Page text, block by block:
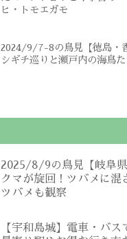
ヒ・トモエガモ
2024/9/7-8の鳥見【徳島・
シギチ巡りと瀬戸内の海鳥た
2025/8/9の鳥見【岐阜
クマが旋回！ツバメに混
ツバメも観察
【宇和島城】電車・バス